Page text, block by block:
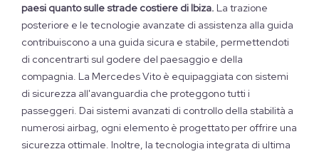
paesi quanto sulle strade costiere di Ibiza. La trazione
posteriore e le tecnologie avanzate di assistenza alla guida
contribuiscono a una guida sicura e stabile, permettendoti
di concentrarti sul godere del paesaggio e della
compagnia. La Mercedes Vito è equipaggiata con sistemi
di sicurezza all'avanguardia che proteggono tutti i
passeggeri. Dai sistemi avanzati di controllo della stabilità a
numerosi airbag, ogni elemento è progettato per offrire una
sicurezza ottimale. Inoltre, la tecnologia integrata di ultima